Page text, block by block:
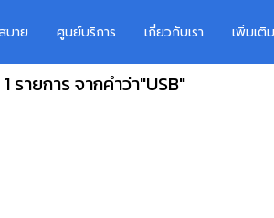
บาย ศูนย์บริการ เกี่ยวกับเรา เพิ่มเ
รายการ จากคำว่า"USB"